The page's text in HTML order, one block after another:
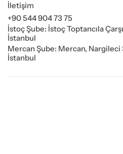
İletişim
+90 544 904 73 75
İstoç Şube: İstoç Toptancıla
İstanbul
Mercan Şube: Mercan, Nargileci
İstanbul